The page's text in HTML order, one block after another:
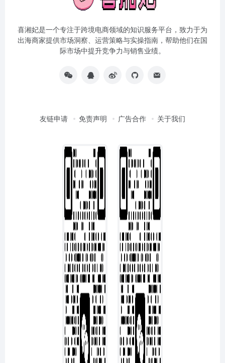
喜湘妃是一个专注于跨境电商领域的知识服务平台，致力于为
出海商家提供市场洞察、运营策略与实操指南，帮助他们在国
际市场中提升竞争力与销售业绩。
友链申请 免责声明 广告合作 关于我们